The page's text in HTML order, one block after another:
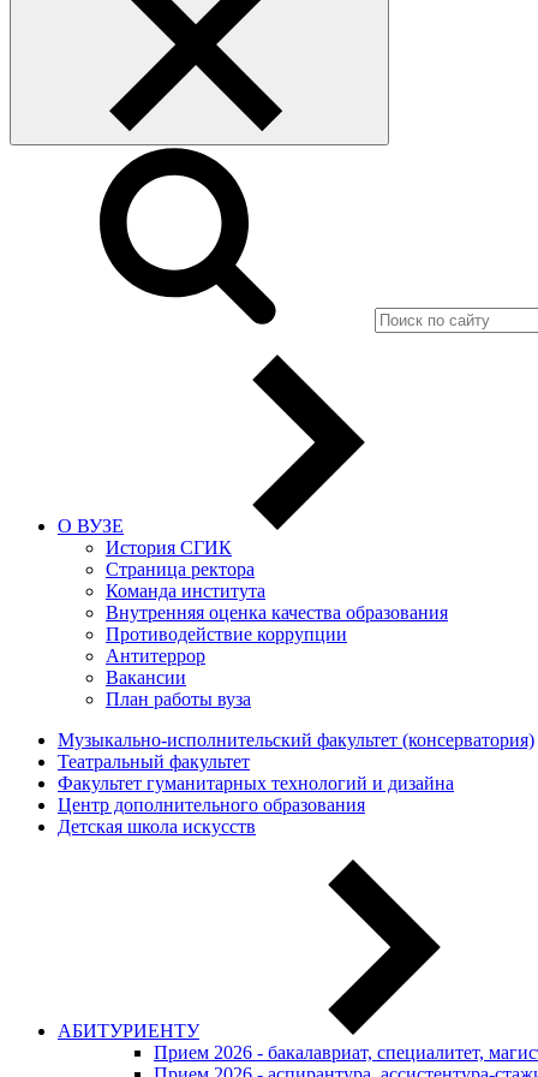
О ВУЗЕ
История СГИК
Страница ректора
Команда института
Внутренняя оценка качества образования
Противодействие коррупции
Антитеррор
Вакансии
План работы вуза
Музыкально-исполнительский факультет (консерватория)
Театральный факультет
Факультет гуманитарных технологий и дизайна
Центр дополнительного образования
Детская школа искусств
АБИТУРИЕНТУ
Прием 2026 - бакалавриат, специалитет,